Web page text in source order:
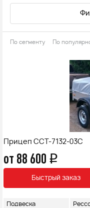
По сегменту По
Прицеп ССТ-7132-03С
от 88 600 q
Быстрый заказ
Подвеска